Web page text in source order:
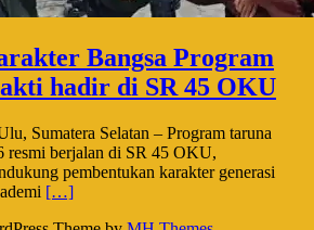
Bangsa Program
hadir di SR 45 OKU
Sumatera Selatan – Program taruna
resmi berjalan di SR 45 OKU,
pembentukan karakter generasi
[…]